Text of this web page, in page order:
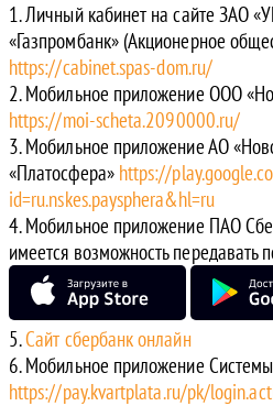
Личный кабинет на сайте ЗАО
«Газпромбанк» (Акционерное
https://cabinet.spas-dom.ru/
Мобильное приложение ООО
https://moi-scheta.2090000.ru/
Мобильное приложение АО
«Платосфера» https://
id=ru.nskes.paysphera&hl=ru
Мобильное приложение ПАО
имеется возможность передавать
Сайт сбербанк онлайн
Мобильное приложение
https://pay.kvartplata.ru/pk/